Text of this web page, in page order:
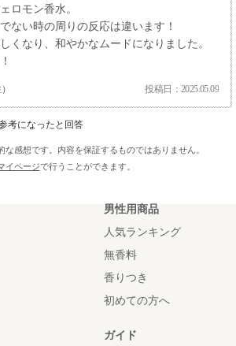
ロモン香水。
ない時の周りの反応は違います！
くなり、和やかなムードになりました。
投稿日：2025.05.09
考になったと回答
感想です。内容を保証するものではありません。
イページで行うことができます。
男性用商品
人気ランキング
無香料
香りつき
初めての方へ
ガイド